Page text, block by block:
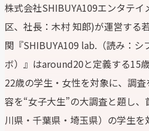
株式会社SHIBUYA109エンタテ
区、社長：木村 知郎)が運営する
関『SHIBUYA109 lab.（読み：シ
ボ）』はaround20と定義する15
22歳の学生・女性を対象に、調
容を“女子大生”の大調査と題し
川県・千葉県・埼玉県）の学生を